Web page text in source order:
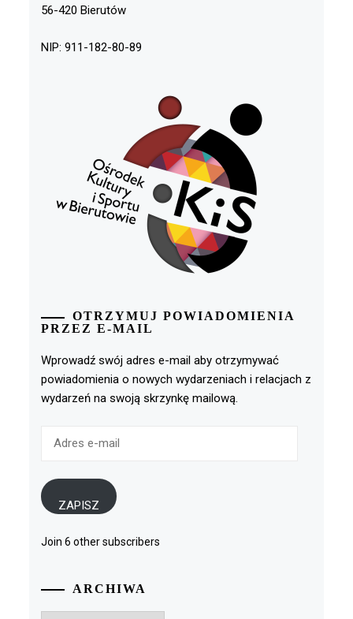
56-420 Bierutów
NIP: 911-182-80-89
OTRZYMUJ POWIADOMIENIA
PRZEZ E-MAIL
Wprowadź swój adres e-mail aby otrzymywać
powiadomienia o nowych wydarzeniach i relacjach z
wydarzeń na swoją skrzynkę mailową.
ZAPISZ
Join 6 other subscribers
ARCHIWA